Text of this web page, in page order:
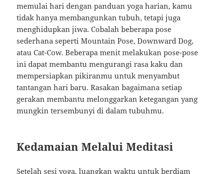
memulai hari dengan panduan yoga harian, kamu
tidak hanya membangunkan tubuh, tetapi juga
menghidupkan jiwa. Cobalah beberapa pose
sederhana seperti Mountain Pose, Downward Dog,
atau Cat-Cow. Beberapa menit melakukan pose-pose
ini dapat membantu mengurangi rasa kaku dan
mempersiapkan pikiranmu untuk menyambut
tantangan hari baru. Rasakan bagaimana setiap
gerakan membantu melonggarkan ketegangan yang
mungkin tersembunyi di dalam tubuhmu.
Kedamaian Melalui Meditasi
Setelah sesi yoga, luangkan waktu untuk berdiam